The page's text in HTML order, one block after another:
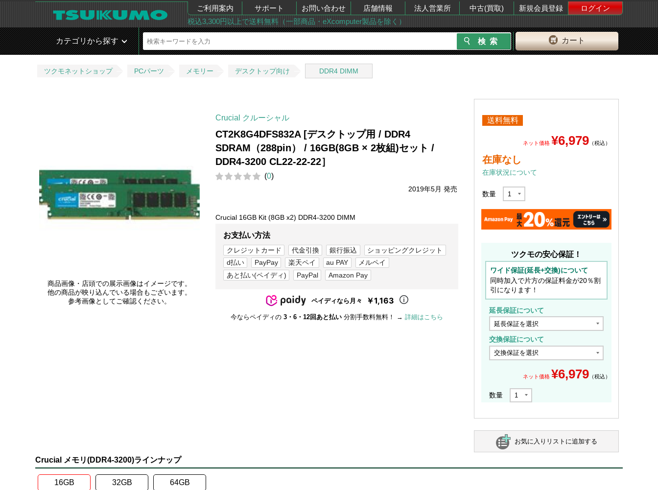
ご利用案内 サポート お問い合わせ 店舗情報 法人営業所 中古(買取) 新規会員登録
ログイン
税込3,300円以上で送料無料（一部商品・eXcomputer製品を除く）
カート
カテゴリから探す
ツクモネットショップ PCパーツ メモリー デスクトップ向け DDR4 DIMM
商品画像・店頭での展示画像はイメージです。
他の商品が映り込んでいる場合もございます。
参考画像としてご確認ください。
Crucial クルーシャル
CT2K8G4DFS832A [デスクトップ用 / DDR4
SDRAM（288pin） / 16GB(8GB × 2枚組)セット /
DDR4-3200 CL22-22-22］
(0)
2019年5月 発売
Crucial 16GB Kit (8GB x2) DDR4-3200 DIMM
お支払い方法
クレジットカード 代金引換 銀行振込
ショッピングクレジット
d払い
PayPay 楽天ペイ au PAY
メルペイ
あと払い(ペイディ)
PayPal Amazon Pay
ペイディなら月々 ￥1,163
今ならペイディの 3・6・12回あと払い 分割手数料無料！ → 詳細はこちら
送料無料
ネット価格 ¥6,979 （税込）
在庫なし
在庫状況について
数量
ツクモの安心保証！
ワイド保証(延長+交換)について
同時加入で片方の保証料金が20％割
引になります！
延長保証について
交換保証について
ネット価格 ¥6,979 （税込）
数量
お気に入りリストに追加する
Crucial メモリ(DDR4-3200)ラインナップ
16GB 32GB 64GB